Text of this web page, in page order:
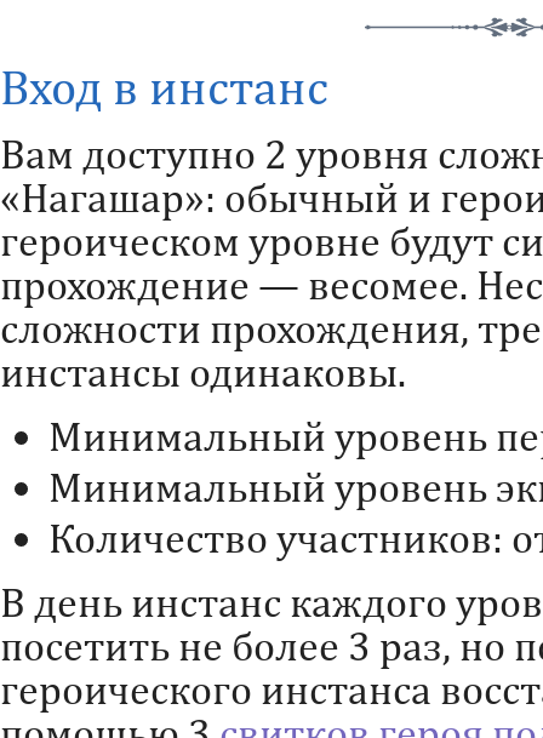
Вход в инстанс
Вам доступно 2 уровня
«Нагашар»: обычный и
героическом уровне будут
прохождение — весомее.
сложности прохождения,
инстансы одинаковы.
Минимальный уровень
Минимальный уровень
Количество участников:
В день инстанс каждого
посетить не более 3 раз, но
героического инстанса